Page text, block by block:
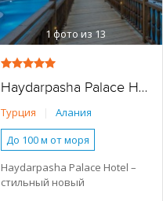
1фото из 13
Haydarpasha Palace Hotel
Турция
Алания
До 100 м от моря
Основное здание
Анимация
Бассейн
Haydarpasha Palace Hotel –
стильный новый